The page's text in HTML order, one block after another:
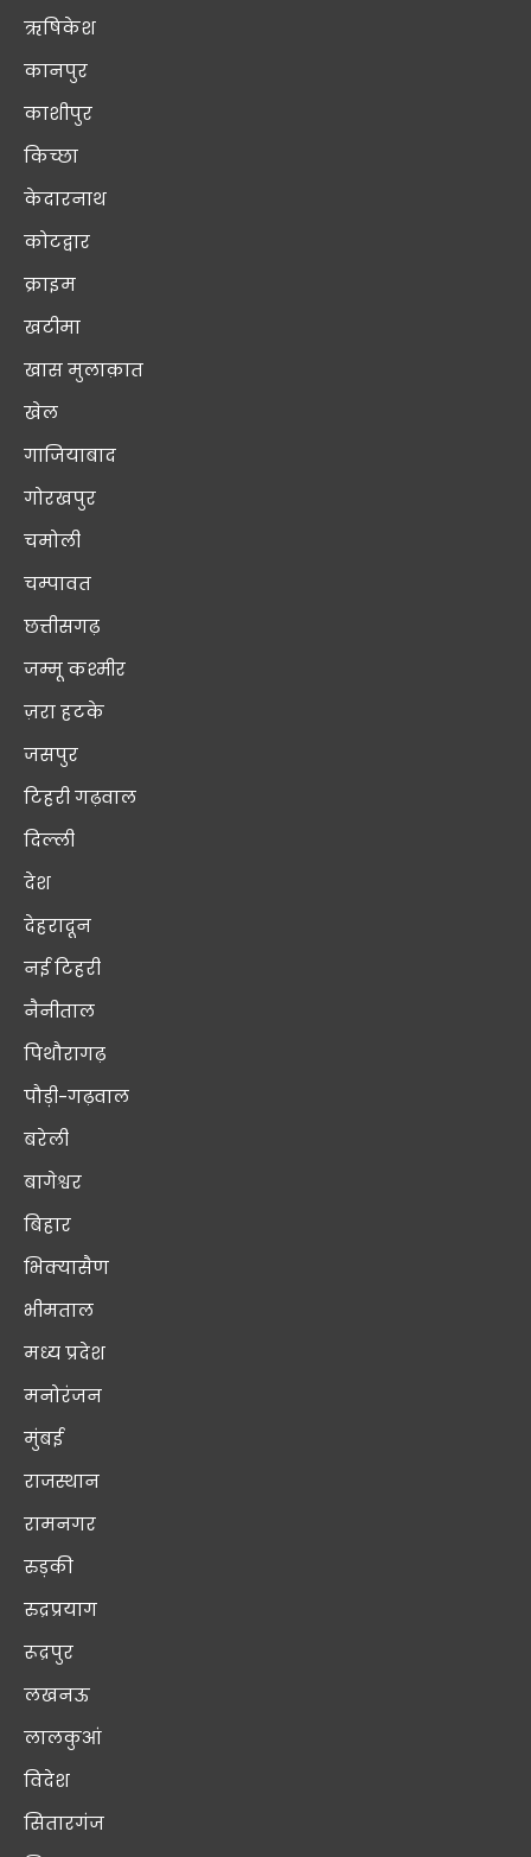
ऋषिकेश
कानपुर
काशीपुर
किच्छा
केदारनाथ
कोटद्वार
क्राइम
खटीमा
खास मुलाक़ात
खेल
गाजियाबाद
गोरखपुर
चमोली
चम्पावत
छत्तीसगढ़
जम्मू कश्मीर
ज़रा हटके
जसपुर
टिहरी गढ़वाल
दिल्ली
देश
देहरादून
नई टिहरी
नैनीताल
पिथौरागढ़
पौड़ी-गढ़वाल
बरेली
बागेश्वर
बिहार
भिक्यासैण
भीमताल
मध्य प्रदेश
मनोरंजन
मुंबई
राजस्थान
रामनगर
रुड़की
रुद्रप्रयाग
रूद्रपुर
लखनऊ
लालकुआं
विदेश
सितारगंज